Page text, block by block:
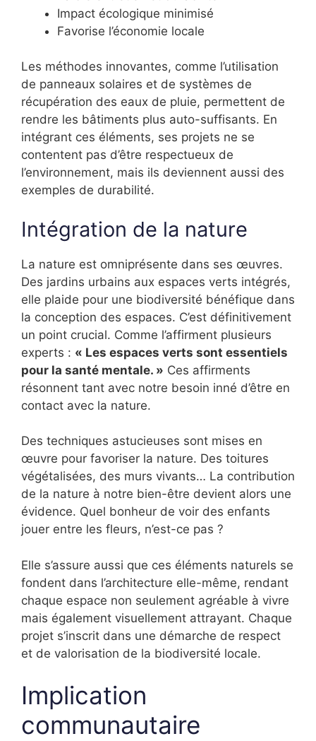
Impact écologique minimisé
Favorise l’économie locale
Les méthodes innovantes, comme l’utilisation
de panneaux solaires et de systèmes de
récupération des eaux de pluie, permettent de
rendre les bâtiments plus auto-suffisants. En
intégrant ces éléments, ses projets ne se
contentent pas d’être respectueux de
l’environnement, mais ils deviennent aussi des
exemples de durabilité.
Intégration de la nature
La nature est omniprésente dans ses œuvres.
Des jardins urbains aux espaces verts intégrés,
elle plaide pour une biodiversité bénéfique dans
la conception des espaces. C’est définitivement
un point crucial. Comme l’affirment plusieurs
experts : « Les espaces verts sont essentiels
pour la santé mentale. » Ces affirments
résonnent tant avec notre besoin inné d’être en
contact avec la nature.
Des techniques astucieuses sont mises en
œuvre pour favoriser la nature. Des toitures
végétalisées, des murs vivants… La contribution
de la nature à notre bien-être devient alors une
évidence. Quel bonheur de voir des enfants
jouer entre les fleurs, n’est-ce pas ?
Elle s’assure aussi que ces éléments naturels se
fondent dans l’architecture elle-même, rendant
chaque espace non seulement agréable à vivre
mais également visuellement attrayant. Chaque
projet s’inscrit dans une démarche de respect
et de valorisation de la biodiversité locale.
Implication
communautaire